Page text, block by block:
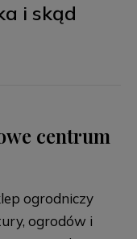
i skąd
centrum
ogrodniczy
ogrodów i